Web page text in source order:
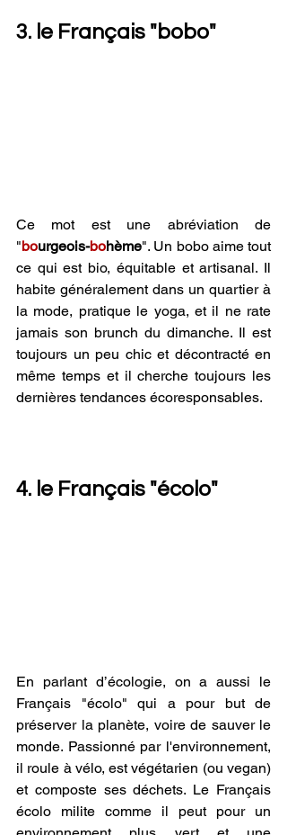
3. le Français "bobo"
Ce mot est une abréviation de
"bourgeois-bohème". Un bobo aime tout
ce qui est bio, équitable et artisanal. Il
habite généralement dans un quartier à
la mode, pratique le yoga, et il ne rate
jamais son brunch du dimanche. Il est
toujours un peu chic et décontracté en
même temps et il cherche toujours les
dernières tendances écoresponsables.
4. le Français "écolo"
En parlant d’écologie, on a aussi le
Français "écolo" qui a pour but de
préserver la planète, voire de sauver le
monde. Passionné par l'environnement,
il roule à vélo, est végétarien (ou vegan)
et composte ses déchets. Le Français
écolo milite comme il peut pour un